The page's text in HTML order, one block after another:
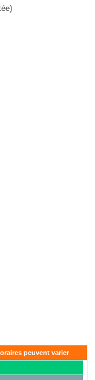
peuvent varier